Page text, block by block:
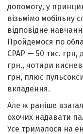
допомогу, у
візьмімо мобільну
відповідне
Пройдемося по
CPAP — 50 тис. грн,
грн., чотири
грн, плюс
вкладення.
Але ж раніше
охочих надавати
Усе трималося на